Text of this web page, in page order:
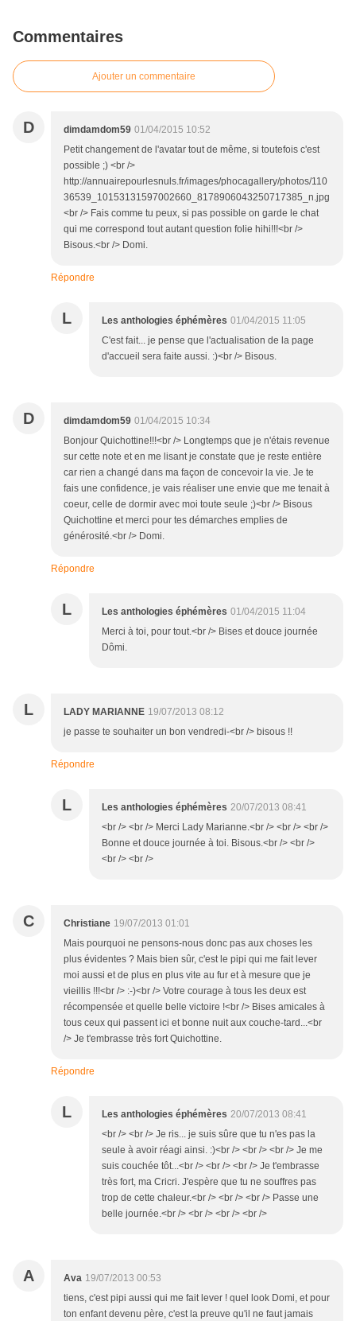
Commentaires
Ajouter un commentaire
D dimdamdom59 01/04/2015 10:52
Petit changement de l'avatar tout de même, si toutefois c'est
possible ;) <br />
http://annuairepourlesnuls.fr/images/phocagallery/photos/110
36539_10153131597002660_8178906043250717385_n.jpg
<br /> Fais comme tu peux, si pas possible on garde le chat
qui me correspond tout autant question folie hihi!!!<br />
Bisous.<br /> Domi.
Répondre
L Les anthologies éphémères 01/04/2015 11:05
C'est fait... je pense que l'actualisation de la page
d'accueil sera faite aussi. :)<br /> Bisous.
D dimdamdom59 01/04/2015 10:34
Bonjour Quichottine!!!<br /> Longtemps que je n'étais revenue
sur cette note et en me lisant je constate que je reste entière
car rien a changé dans ma façon de concevoir la vie. Je te
fais une confidence, je vais réaliser une envie que me tenait à
coeur, celle de dormir avec moi toute seule ;)<br /> Bisous
Quichottine et merci pour tes démarches emplies de
générosité.<br /> Domi.
Répondre
L Les anthologies éphémères 01/04/2015 11:04
Merci à toi, pour tout.<br /> Bises et douce journée
Dômi.
L LADY MARIANNE 19/07/2013 08:12
je passe te souhaiter un bon vendredi-<br /> bisous !!
Répondre
L Les anthologies éphémères 20/07/2013 08:41
<br /> <br /> Merci Lady Marianne.<br /> <br /> <br />
Bonne et douce journée à toi. Bisous.<br /> <br />
<br /> <br />
C Christiane 19/07/2013 01:01
Mais pourquoi ne pensons-nous donc pas aux choses les
plus évidentes ? Mais bien sûr, c'est le pipi qui me fait lever
moi aussi et de plus en plus vite au fur et à mesure que je
vieillis !!!<br /> :-)<br /> Votre courage à tous les deux est
récompensée et quelle belle victoire !<br /> Bises amicales à
tous ceux qui passent ici et bonne nuit aux couche-tard...<br
/> Je t'embrasse très fort Quichottine.
Répondre
L Les anthologies éphémères 20/07/2013 08:41
<br /> <br /> Je ris... je suis sûre que tu n'es pas la
seule à avoir réagi ainsi. :)<br /> <br /> <br /> Je me
suis couchée tôt...<br /> <br /> <br /> Je t'embrasse
très fort, ma Cricri. J'espère que tu ne souffres pas
trop de cette chaleur.<br /> <br /> <br /> Passe une
belle journée.<br /> <br /> <br /> <br />
A Ava 19/07/2013 00:53
tiens, c'est pipi aussi qui me fait lever ! quel look Domi, et pour
ton enfant devenu père, c'est la preuve qu'il ne faut jamais